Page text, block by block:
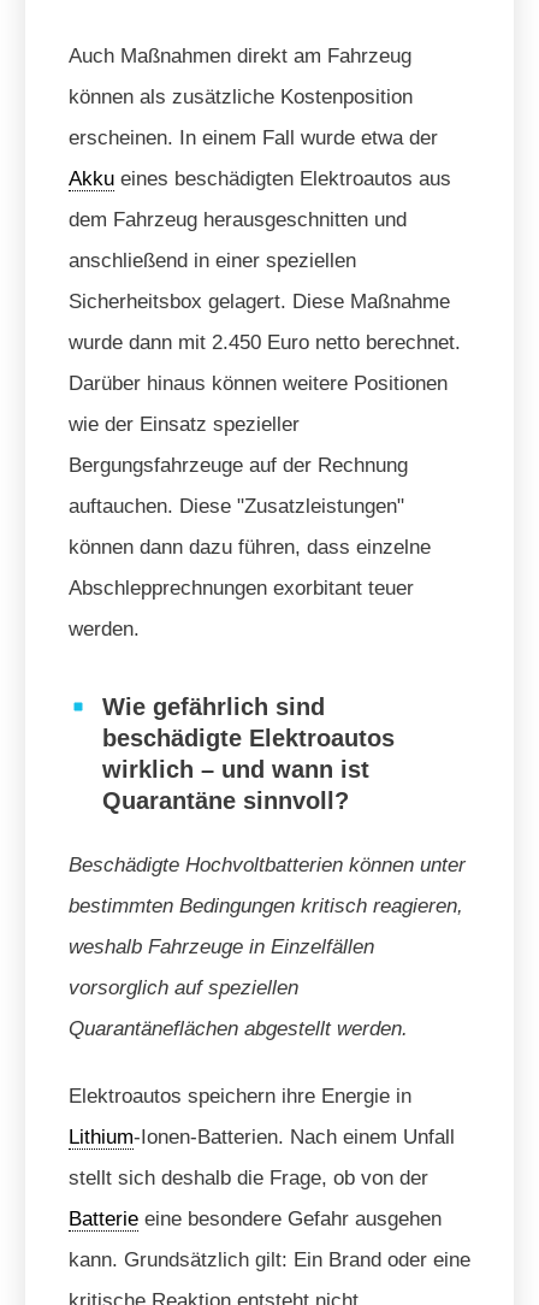
Auch Maßnahmen direkt am Fahrzeug
können als zusätzliche Kostenposition
erscheinen. In einem Fall wurde etwa der
Akku eines beschädigten Elektroautos aus
dem Fahrzeug herausgeschnitten und
anschließend in einer speziellen
Sicherheitsbox gelagert. Diese Maßnahme
wurde dann mit 2.450 Euro netto berechnet.
Darüber hinaus können weitere Positionen
wie der Einsatz spezieller
Bergungsfahrzeuge auf der Rechnung
auftauchen. Diese "Zusatzleistungen"
können dann dazu führen, dass einzelne
Abschlepprechnungen exorbitant teuer
werden.
Wie gefährlich sind
beschädigte Elektroautos
wirklich – und wann ist
Quarantäne sinnvoll?
Beschädigte Hochvoltbatterien können unter
bestimmten Bedingungen kritisch reagieren,
weshalb Fahrzeuge in Einzelfällen
vorsorglich auf speziellen
Quarantäneflächen abgestellt werden.
Elektroautos speichern ihre Energie in
Lithium-Ionen-Batterien. Nach einem Unfall
stellt sich deshalb die Frage, ob von der
Batterie eine besondere Gefahr ausgehen
kann. Grundsätzlich gilt: Ein Brand oder eine